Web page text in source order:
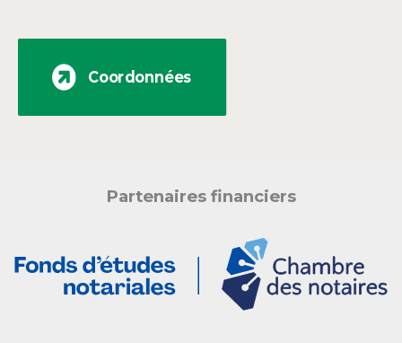
Coordonnées
Partenaires financiers